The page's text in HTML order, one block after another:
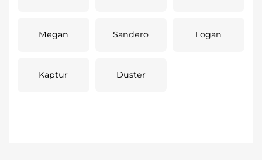
Megan Sandero Logan
Kaptur Duster